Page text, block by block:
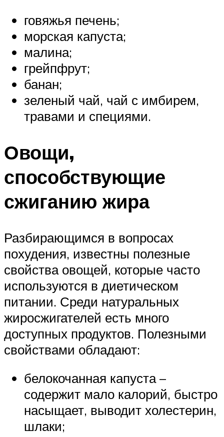
говяжья печень;
морская капуста;
малина;
грейпфрут;
банан;
зеленый чай, чай с имбирем,
травами и специями.
Овощи,
способствующие
сжиганию жира
Разбирающимся в вопросах
похудения, известны полезные
свойства овощей, которые часто
используются в диетическом
питании. Среди натуральных
жиросжигателей есть много
доступных продуктов. Полезными
свойствами обладают:
белокочанная капуста –
содержит мало калорий, быстро
насыщает, выводит холестерин,
шлаки;